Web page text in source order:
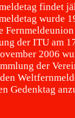
findet
wurde
der ITU am
2006
der
Gedenktag